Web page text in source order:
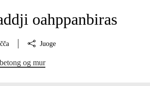
oahppanbiras
Juoge
og mur